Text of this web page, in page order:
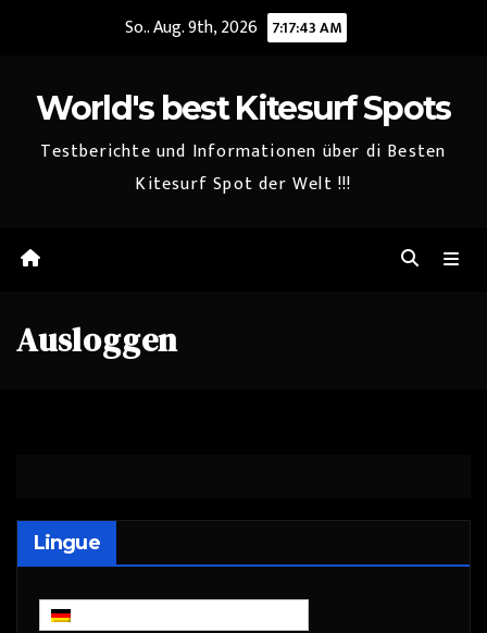
So.. Aug. 9th, 2026 7:17:43 AM
World's best Kitesurf Spots
Testberichte und Informationen über di Besten
Kitesurf Spot der Welt !!!
Ausloggen
Lingue